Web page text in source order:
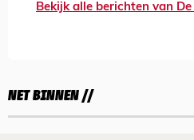
Bekijk alle berichten van
NET BINNEN //